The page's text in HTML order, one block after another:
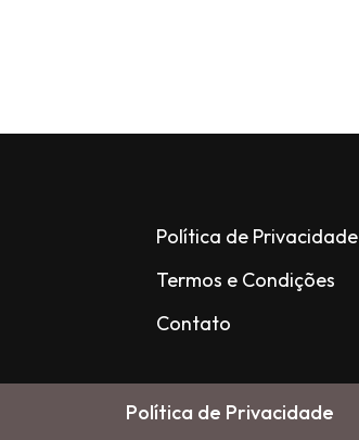
Política de Privacidade
Termos e Condições
Contato
Política de Privacidade